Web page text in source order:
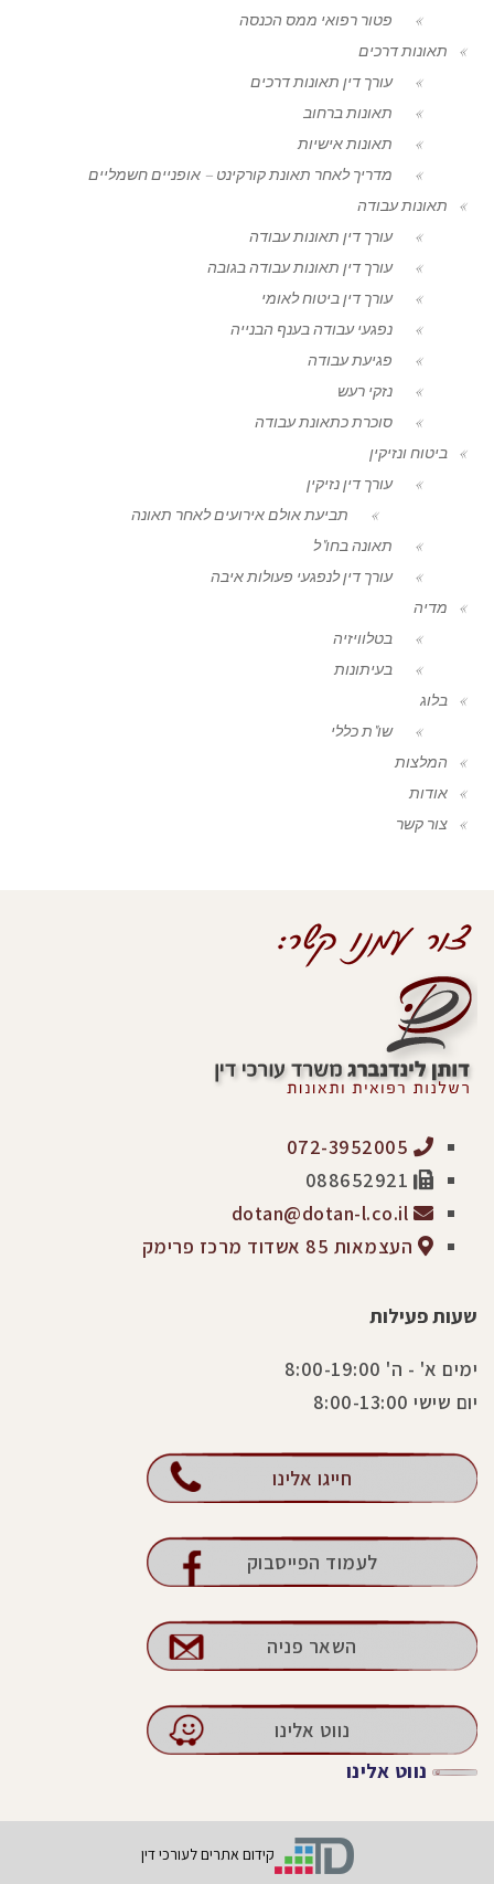
פטור רפואי ממס הכנסה
תאונות דרכים
עורך דין תאונות דרכים
תאונות ברחוב
תאונות אישיות
מדריך לאחר תאונת קורקינט – אופניים חשמליים
תאונות עבודה
עורך דין תאונות עבודה
עורך דין תאונות עבודה בגובה
עורך דין ביטוח לאומי
נפגעי עבודה בענף הבנייה
פגיעת עבודה
נזקי רעש
סוכרת כתאונת עבודה
ביטוח ונזיקין
עורך דין נזיקין
תביעת אולם אירועים לאחר תאונה
תאונה בחו"ל
עורך דין לנפגעי פעולות איבה
מדיה
בטלוויזיה
בעיתונות
בלוג
שו"ת כללי
המלצות
אודות
צור קשר
העצמאות 85 אשדוד מרכז פרימק
שעות פעילות
ימים א' - ה' 8:00-19:00
יום שישי 8:00-13:00
חייגו אלינו
לעמוד הפייסבוק
השאר פניה
נווט אלינו
נווט אלינו
קידום אתרים לעורכי דין